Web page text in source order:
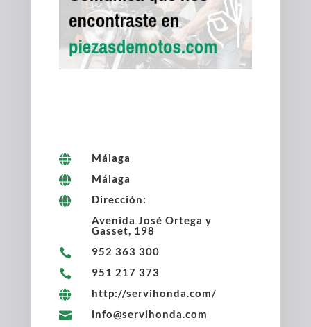

Málaga

Málaga

Dirección:
Avenida José Ortega y
Gasset, 198

952 363 300

951 217 373

http://servihonda.com/

info@servihonda.com